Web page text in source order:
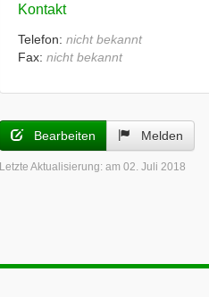
Kontakt
Telefon: nicht bekannt
Fax: nicht bekannt
Bearbeiten Melden
Letzte Aktualisierung: am 02. Juli 2018